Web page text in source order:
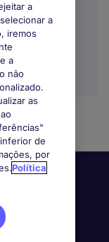
a
a
iremos
a
não
as
de
por
Política